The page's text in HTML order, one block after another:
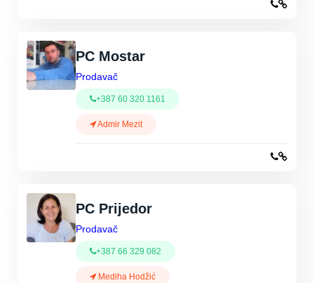
PC Mostar
Prodavač
+387 60 320 1161
Admir Mezit
PC Prijedor
Prodavač
+387 66 329 082
Mediha Hodžić